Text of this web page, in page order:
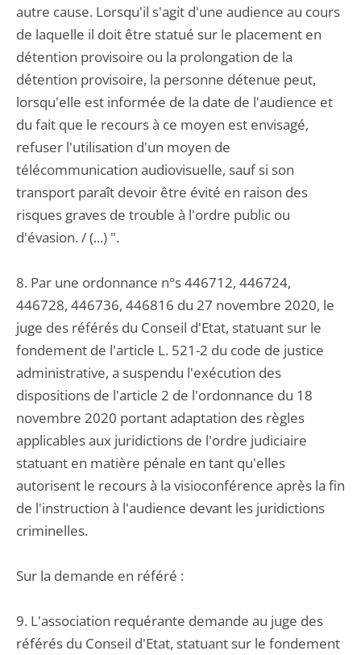
autre cause. Lorsqu'il s'agit d'une audience au cours
de laquelle il doit être statué sur le placement en
détention provisoire ou la prolongation de la
détention provisoire, la personne détenue peut,
lorsqu'elle est informée de la date de l'audience et
du fait que le recours à ce moyen est envisagé,
refuser l'utilisation d'un moyen de
télécommunication audiovisuelle, sauf si son
transport paraît devoir être évité en raison des
risques graves de trouble à l'ordre public ou
d'évasion. / (...) ".
8. Par une ordonnance n°s 446712, 446724,
446728, 446736, 446816 du 27 novembre 2020, le
juge des référés du Conseil d'Etat, statuant sur le
fondement de l'article L. 521-2 du code de justice
administrative, a suspendu l'exécution des
dispositions de l'article 2 de l'ordonnance du 18
novembre 2020 portant adaptation des règles
applicables aux juridictions de l'ordre judiciaire
statuant en matière pénale en tant qu'elles
autorisent le recours à la visioconférence après la fin
de l'instruction à l'audience devant les juridictions
criminelles.
Sur la demande en référé :
9. L'association requérante demande au juge des
référés du Conseil d'Etat, statuant sur le fondement